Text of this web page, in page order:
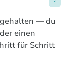
— du
einen
für Schritt